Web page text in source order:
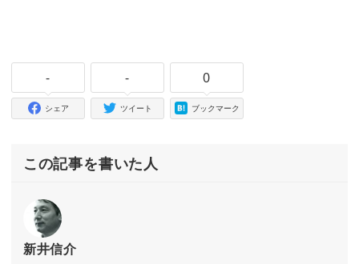
-
シェア
-
ツイート
0
ブックマーク
この記事を書いた人
新井信介